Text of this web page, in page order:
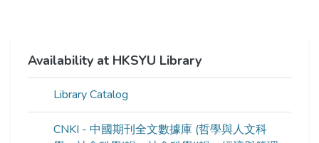
Availability at HKSYU Library
Library Catalog
CNKI - 中國期刊全文數據庫 (哲學與人文科